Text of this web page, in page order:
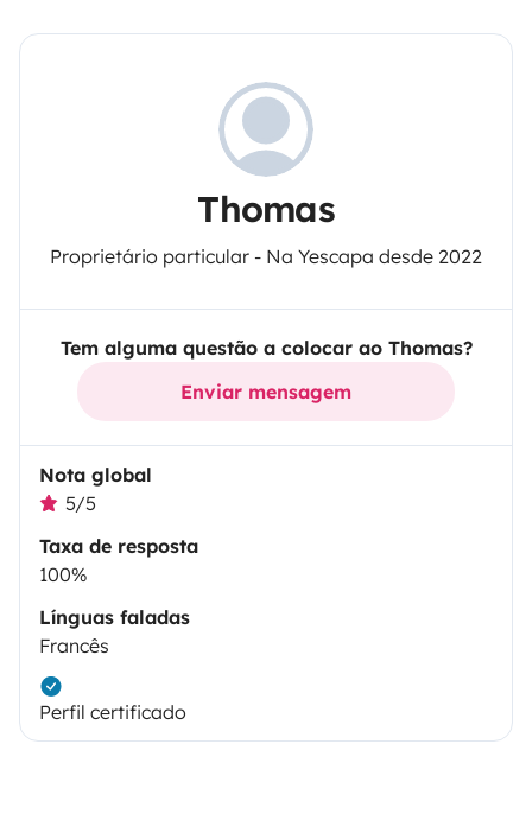
Thomas
Proprietário particular - Na Yescapa desde 2022
Tem alguma questão a colocar ao Thomas?
Enviar mensagem
Nota global
5/5
Taxa de resposta
100%
Línguas faladas
Francês
Perfil certificado